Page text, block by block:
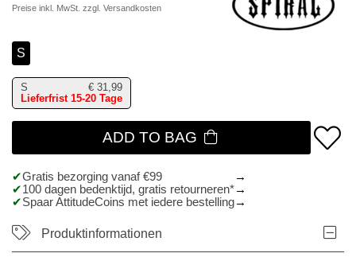
Preise inkl. MwSt. zzgl. Versandkosten
S
S € 31,99
Lieferfrist 15-20 Tage
ADD TO BAG
Gratis bezorging vanaf €99
100 dagen bedenktijd, gratis retourneren*
Spaar AttitudeCoins met iedere bestelling
Produktinformationen